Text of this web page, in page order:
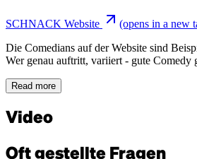
SCHNACK Website
(opens in a new
Die Comedians auf der Website sind
Wer genau auftritt, variiert - gute Comedy
Read more
Video
Oft gestellte Fragen